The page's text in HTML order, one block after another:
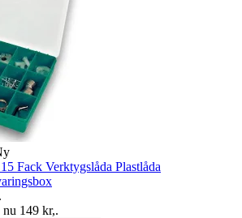
Fack Verktygslåda Plastlåda
.
149 kr,.